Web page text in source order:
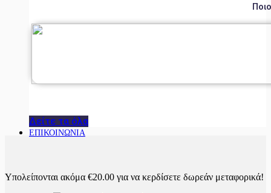
Δείτε τα όλα
ΕΠΙΚΟΙΝΩΝΙΑ
Υπολείπονται ακόμα €20.00 για να κερδίσετε δωρεάν μεταφορικά!